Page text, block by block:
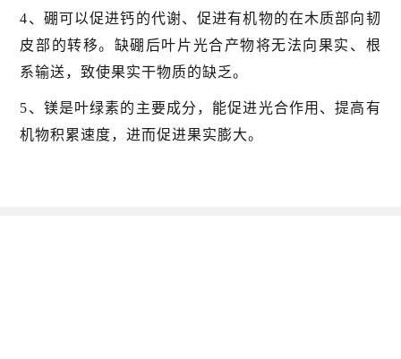
4、硼可以促进钙的代谢、促进有机物的在木质部向韧
皮部的转移。缺硼后叶片光合产物将无法向果实、根
系输送，致使果实干物质的缺乏。
5、镁是叶绿素的主要成分，能促进光合作用、提高有
机物积累速度，进而促进果实膨大。